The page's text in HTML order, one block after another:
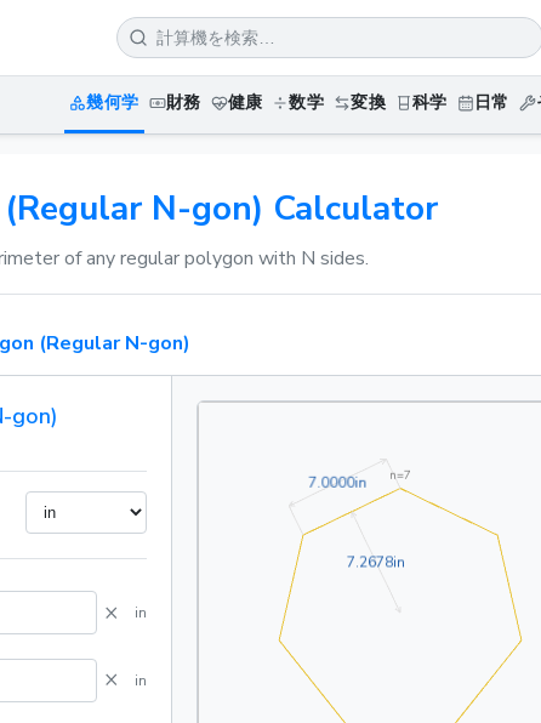
幾何学 財務 健康 数学 変換 科学 日常
N-gon) Calculator
of any regular polygon with N sides.
(Regular N-gon)
gon)
× in
× in
7.0000in7.0000in
7.2678in7.2678in
n=7